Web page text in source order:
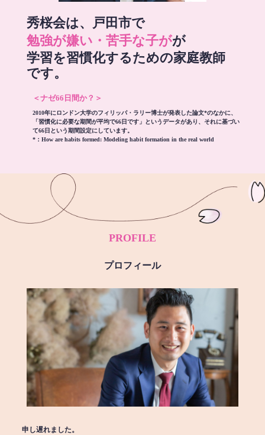
秀桜会は、戸田市で
勉強が嫌い・苦手な子がが
学習を習慣化するための家庭教師
です。
＜ナゼ66日間か？＞
2010年にロンドン大学のフィリッパ・ラリー博士が発表した論文*のなかに、
「習慣化に必要な期間が平均で66日です」というデータがあり、それに基づい
て66日という期間設定にしています。
*： How are habits formed: Modeling habit formation in the real world
PROFILE
プロフィール
申し遅れました。